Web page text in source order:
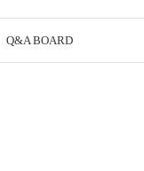
Q&A BOARD